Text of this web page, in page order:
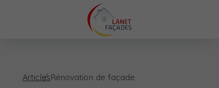
ArticlesRénovation de façade